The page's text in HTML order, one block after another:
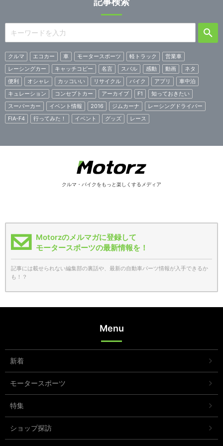
クルマ エコカー 車 モータースポーツ 軽トラック
営業車
レーシングカー
キャッチコピー 名言 スバル 感動 動画
ネタ
便利
オシャレ カッコいい リサイクル バイク アプリ
車中泊
キュレーション
コンセプトカー アーカイブ F1
知っておきたい
スーパーカー
イベント情報 2016 ジムカーナ
レーシングドライバー
FIA-F4
行ってみた！ イベント グッズ レース
クルマ・バイクをもっと楽しくするメディア
Motorzのメルマガに登録して
モータースポーツの最新情報を！
記事には載せられない編集部の裏話や、最新の自動車パーツ情報が入手できるか
も！？
Menu
新着
モータースポーツ
特集
ショップ探訪